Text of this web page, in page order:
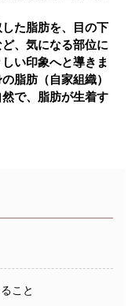
た脂肪を、目の下
、気になる部位に
い印象へと導きま
脂肪（自家組織）
で、脂肪が生着す
こと